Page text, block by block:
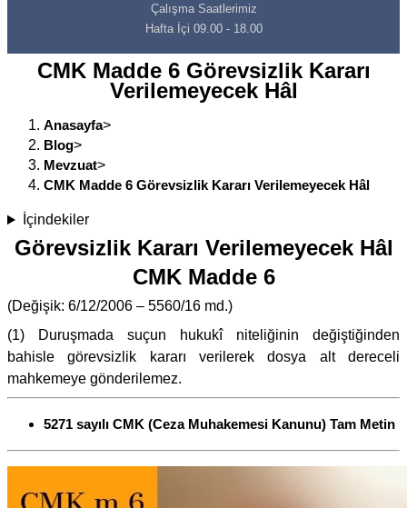
Çalışma Saatlerimiz
Hafta İçi 09.00 - 18.00
CMK Madde 6 Görevsizlik Kararı
Verilemeyecek Hâl
Anasayfa>
Blog>
Mevzuat>
CMK Madde 6 Görevsizlik Kararı Verilemeyecek Hâl
İçindekiler
Görevsizlik Kararı Verilemeyecek Hâl
CMK Madde 6
(Değişik: 6/12/2006 – 5560/16 md.)
(1) Duruşmada suçun hukukî niteliğinin değiştiğinden
bahisle görevsizlik kararı verilerek dosya alt dereceli
mahkemeye gönderilemez.
5271 sayılı CMK (Ceza Muhakemesi Kanunu) Tam Metin